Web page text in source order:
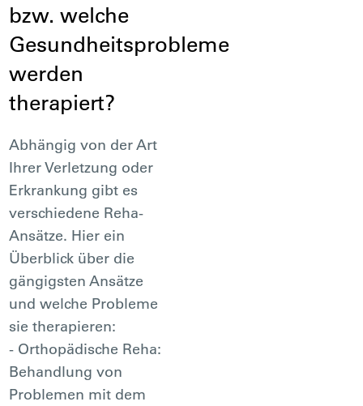
bzw. welche
Gesundheitsprobleme
werden
therapiert?
Abhängig von der Art
Ihrer Verletzung oder
Erkrankung gibt es
verschiedene Reha-
Ansätze. Hier ein
Überblick über die
gängigsten Ansätze
und welche Probleme
sie therapieren:
- Orthopädische Reha:
Behandlung von
Problemen mit dem